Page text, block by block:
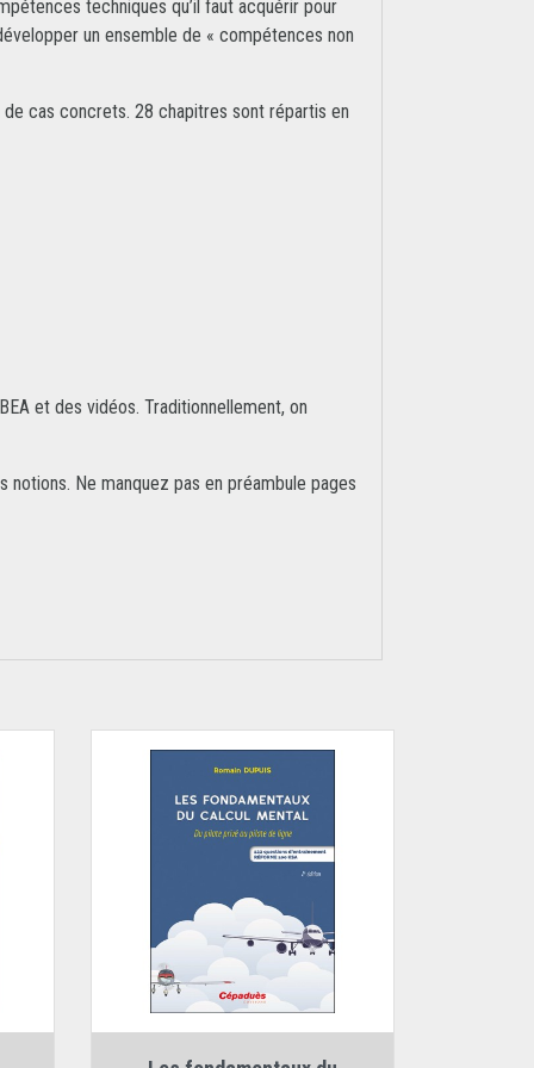
techniques qu’il faut acquérir pour
un ensemble de « compétences non
cas concrets. 28 chapitres sont répartis en
et des vidéos. Traditionnellement, on
Ne manquez pas en préambule pages